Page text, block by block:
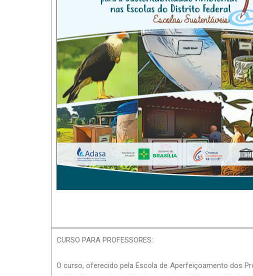
CURSO PARA PROFESSORES:
O curso, oferecido pela Escola de Aperfeiçoamento dos